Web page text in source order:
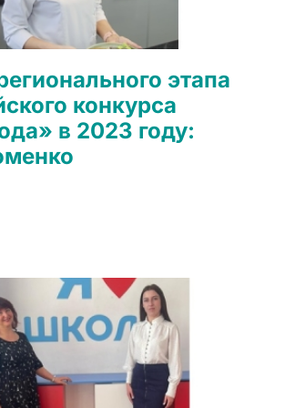
этапа
конкурса
в 2023 году: